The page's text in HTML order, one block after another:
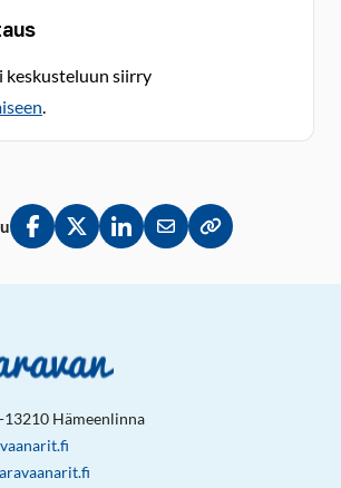
keskusteluun siirry
.
Jaa Facebookissa
Jaa Twitterissä
Jaa LinkedInissä
Jaa sähköpostitse
Kopioi linkki
Hämeenlinna